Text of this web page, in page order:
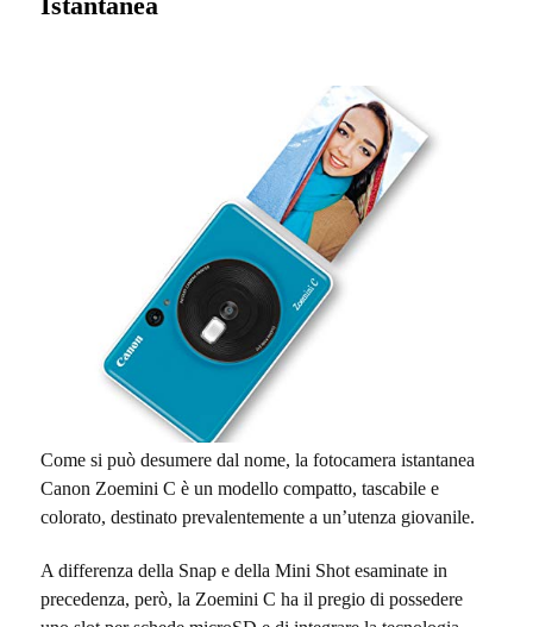
Come si può desumere dal nome, la fotocamera istantanea
Canon Zoemini C è un modello compatto, tascabile e
colorato, destinato prevalentemente a un’utenza giovanile.
A differenza della Snap e della Mini Shot esaminate in
precedenza, però, la Zoemini C ha il pregio di possedere